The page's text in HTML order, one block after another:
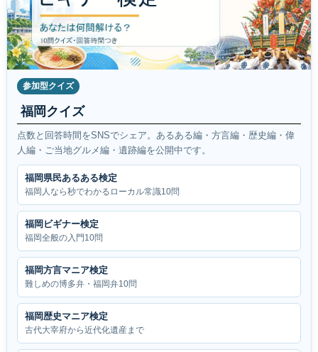
参加型クイズ
福岡クイズ
点数と回答時間をSNSでシェア。あるある編・方言編・歴史編・偉
人編・ご当地グルメ編・遺跡編を公開中です。
福岡県民あるある検定
福岡人なら秒でわかるローカル常識10問
福岡ビギナー検定
福岡全般の入門10問
福岡方言マニア検定
難しめの博多弁・福岡弁10問
福岡歴史マニア検定
古代大宰府から近代化遺産まで